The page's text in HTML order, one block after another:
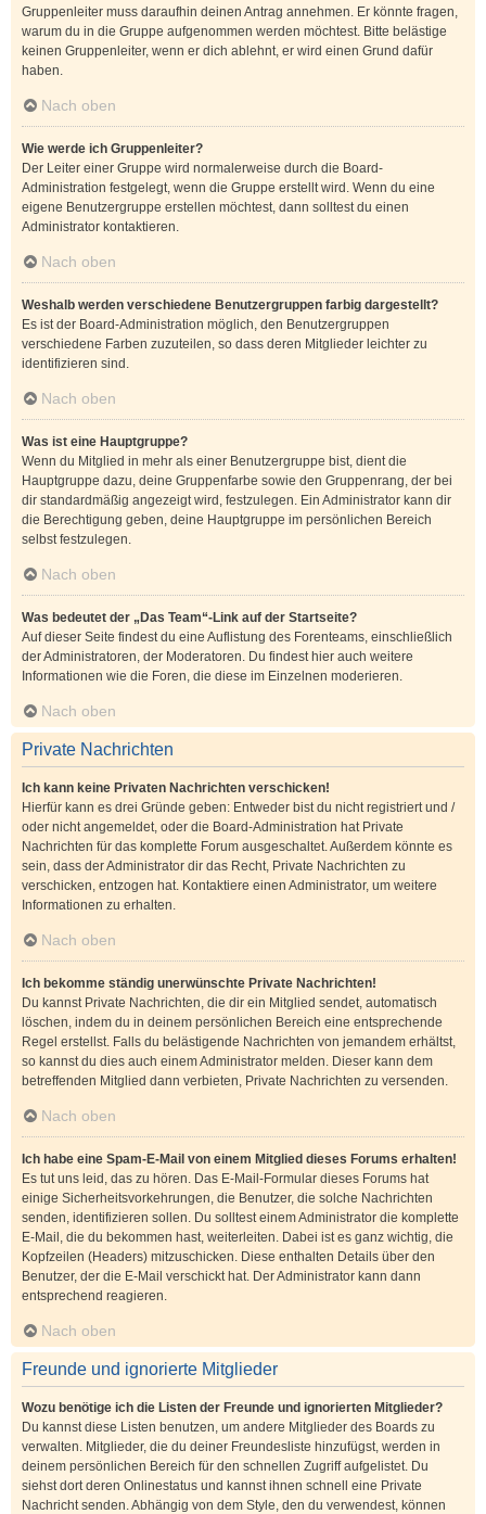
Gruppenleiter muss daraufhin deinen Antrag annehmen. Er könnte fragen,
warum du in die Gruppe aufgenommen werden möchtest. Bitte belästige
keinen Gruppenleiter, wenn er dich ablehnt, er wird einen Grund dafür
haben.
Nach oben
Wie werde ich Gruppenleiter?
Der Leiter einer Gruppe wird normalerweise durch die Board-
Administration festgelegt, wenn die Gruppe erstellt wird. Wenn du eine
eigene Benutzergruppe erstellen möchtest, dann solltest du einen
Administrator kontaktieren.
Nach oben
Weshalb werden verschiedene Benutzergruppen farbig dargestellt?
Es ist der Board-Administration möglich, den Benutzergruppen
verschiedene Farben zuzuteilen, so dass deren Mitglieder leichter zu
identifizieren sind.
Nach oben
Was ist eine Hauptgruppe?
Wenn du Mitglied in mehr als einer Benutzergruppe bist, dient die
Hauptgruppe dazu, deine Gruppenfarbe sowie den Gruppenrang, der bei
dir standardmäßig angezeigt wird, festzulegen. Ein Administrator kann dir
die Berechtigung geben, deine Hauptgruppe im persönlichen Bereich
selbst festzulegen.
Nach oben
Was bedeutet der „Das Team“-Link auf der Startseite?
Auf dieser Seite findest du eine Auflistung des Forenteams, einschließlich
der Administratoren, der Moderatoren. Du findest hier auch weitere
Informationen wie die Foren, die diese im Einzelnen moderieren.
Nach oben
Private Nachrichten
Ich kann keine Privaten Nachrichten verschicken!
Hierfür kann es drei Gründe geben: Entweder bist du nicht registriert und /
oder nicht angemeldet, oder die Board-Administration hat Private
Nachrichten für das komplette Forum ausgeschaltet. Außerdem könnte es
sein, dass der Administrator dir das Recht, Private Nachrichten zu
verschicken, entzogen hat. Kontaktiere einen Administrator, um weitere
Informationen zu erhalten.
Nach oben
Ich bekomme ständig unerwünschte Private Nachrichten!
Du kannst Private Nachrichten, die dir ein Mitglied sendet, automatisch
löschen, indem du in deinem persönlichen Bereich eine entsprechende
Regel erstellst. Falls du belästigende Nachrichten von jemandem erhältst,
so kannst du dies auch einem Administrator melden. Dieser kann dem
betreffenden Mitglied dann verbieten, Private Nachrichten zu versenden.
Nach oben
Ich habe eine Spam-E-Mail von einem Mitglied dieses Forums erhalten!
Es tut uns leid, das zu hören. Das E-Mail-Formular dieses Forums hat
einige Sicherheitsvorkehrungen, die Benutzer, die solche Nachrichten
senden, identifizieren sollen. Du solltest einem Administrator die komplette
E-Mail, die du bekommen hast, weiterleiten. Dabei ist es ganz wichtig, die
Kopfzeilen (Headers) mitzuschicken. Diese enthalten Details über den
Benutzer, der die E-Mail verschickt hat. Der Administrator kann dann
entsprechend reagieren.
Nach oben
Freunde und ignorierte Mitglieder
Wozu benötige ich die Listen der Freunde und ignorierten Mitglieder?
Du kannst diese Listen benutzen, um andere Mitglieder des Boards zu
verwalten. Mitglieder, die du deiner Freundesliste hinzufügst, werden in
deinem persönlichen Bereich für den schnellen Zugriff aufgelistet. Du
siehst dort deren Onlinestatus und kannst ihnen schnell eine Private
Nachricht senden. Abhängig von dem Style, den du verwendest, können